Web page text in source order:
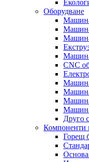
Оборудване
CNC
Машина
Друго
Компоненти
Горещ